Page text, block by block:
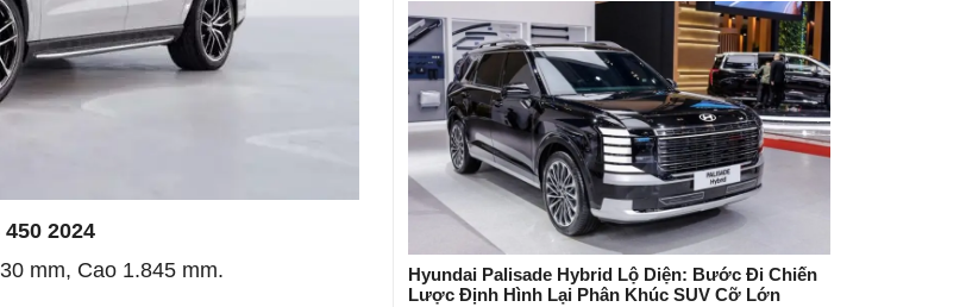
2024
mm, Cao 1.845 mm.
Hyundai Palisade Hybrid Lộ Diện: Bước Đi Chiến
Lược Định Hình Lại Phân Khúc SUV Cỡ Lớn